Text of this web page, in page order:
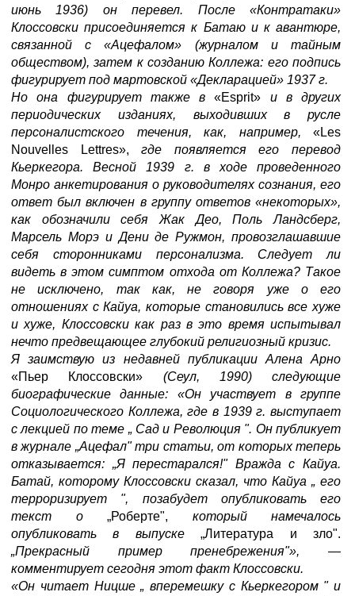
июнь 1936) он перевел. После «Контратаки»
Клоссовски присоединяется к Батаю и к авантюре,
связанной с «Ацефалом» (журналом и тайным
обществом), затем к созданию Коллежа: его подпись
фигурирует под мартовской «Декларацией» 1937 г.
Но она фигурирует также в«Esprit» и в других
периодических изданиях, выходивших в русле
персоналистского течения, как, например, «Les
Nouvelles Lettres»,где появляется его перевод
Кьеркегора. Весной 1939 г. в ходе проведенного
Монро анкетирования о руководителях сознания, его
ответ был включен в группу ответов «некоторых»,
как обозначили себя Жак Део, Поль Ландсберг,
Марсель Морэ и Дени деРужмон, провозглашавшие
себя сторонниками персонализма. Следует ли
видеть в этом симптом отхода от Коллежа? Такое
не исключено, так как, не говоря уже о его
отношениях с Кайуа, которые становились все хуже
и хуже, Клоссовски как раз в это время испытывал
нечто предвещающее глубокий религиозный кризис.
Я заимствую из недавней публикации Алена Арно
«Пьер Клоссовски» (Сеул, 1990) следующие
биографические данные: «Он участвует в группе
Социологического Коллежа, где в 1939 г. выступает
с лекцией по теме „ Сад и Революция ". Он публикует
в журнале „Ацефал" три статьи, от которых теперь
отказывается: „Я перестарался!" Вражда с Кайуа.
Батай, которому Клоссовски сказал, что Кайуа „ его
терроризирует ", позабудет опубликовать его
текст о „Роберте", который намечалось
опубликовать в выпуске„Литература и зло".
„Прекрасный пример пренебрежения"», —
комментирует сегодня этот факт Клоссовски.
«Он читает Ницше „ вперемешку с Кьеркегором " и